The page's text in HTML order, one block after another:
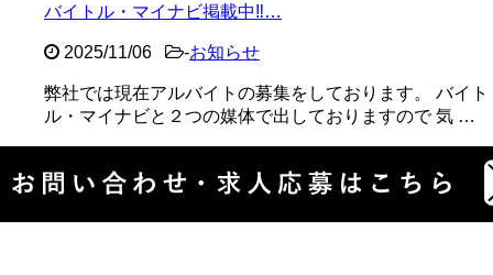
バイトル・マイナビ掲載中‼…
2025/11/06 -お知らせ
弊社では現在アルバイトの募集をしております。 バイト
ル・マイナビと２つの媒体で出しておりますので 気 …